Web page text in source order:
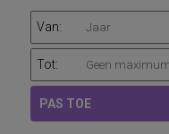
Van:
Tot:
PAS TOE